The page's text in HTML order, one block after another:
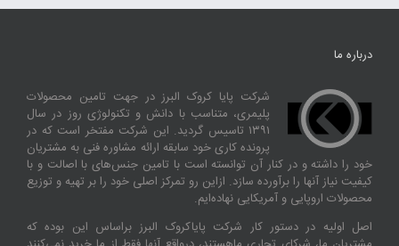
درباره ما
شرکت پایا کروک البرز در جهت تامین محصولات
پلیمری، متناسب با دانش و تکنولوژی روز در سال
۱۳۹۱ تاسیس گردید. این شرکت مفتخر است که در
پرونده کاری خود سابقه ارائه مشاوره فنی به مشتریان
خود را داشته و در کنار آن توانسته‌ است با تامین جنس‌های با اصالت و با
کیفیت نیاز آنها را برآورده سازد. ازاین‌ رو تمرکز اصلی خود را بر تهیه و توزیع
محصولات اروپایی و آمریکایی نهاده‌ایم.
اصل اولیه در دستور کار شرکت پایاکروک البرز براساس این بوده که